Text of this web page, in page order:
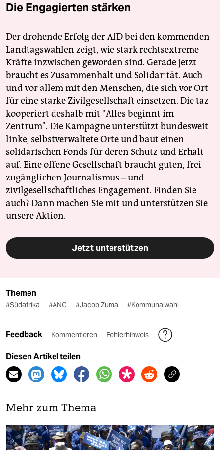
Die Engagierten stärken
Der drohende Erfolg der AfD bei den kommenden
Landtagswahlen zeigt, wie stark rechtsextreme
Kräfte inzwischen geworden sind. Gerade jetzt
braucht es Zusammenhalt und Solidarität. Auch
und vor allem mit den Menschen, die sich vor Ort
für eine starke Zivilgesellschaft einsetzen. Die taz
kooperiert deshalb mit "Alles beginnt im
Zentrum". Die Kampagne unterstützt bundesweit
linke, selbstverwaltete Orte und baut einen
solidarischen Fonds für deren Schutz und Erhalt
auf. Eine offene Gesellschaft braucht guten, frei
zugänglichen Journalismus – und
zivilgesellschaftliches Engagement. Finden Sie
auch? Dann machen Sie mit und unterstützen Sie
unsere Aktion.
Jetzt unterstützen
Themen
#Südafrika #ANC #Jacob Zuma #Kommunalwahl
Feedback Kommentieren Fehlerhinweis
Diesen Artikel teilen
Mehr zum Thema